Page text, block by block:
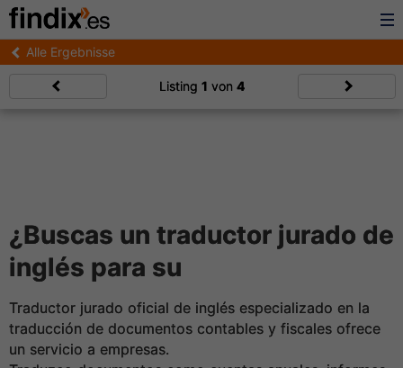
Alle Ergebnisse
Listing 1 von 4
¿Buscas un traductor jurado de
inglés para su
Traductor jurado oficial de inglés especializado en la
traducción de documentos contables y fiscales ofrece
un servicio a empresas.